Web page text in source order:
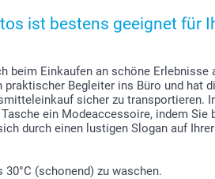
ist bestens geeignet für
beim Einkaufen an schöne Erlebnisse
Begleiter ins Büro und hat
sicher zu transportieren.
ein Modeaccessoire, indem Sie
durch einen lustigen Slogan auf Ihrer
(schonend) zu waschen.